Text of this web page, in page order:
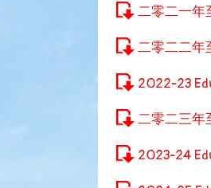
二零二一年
二零二二年
2022-23
二零二三年
2023-24